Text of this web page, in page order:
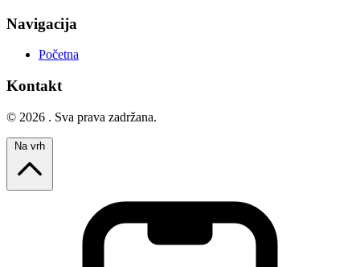
Navigacija
Početna
Kontakt
© 2026 . Sva prava zadržana.